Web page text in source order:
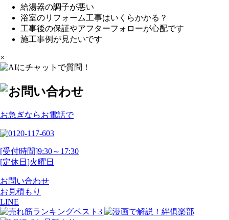
給湯器の調子が悪い
浴室のリフォーム工事はいくらかかる？
工事後の保証やアフターフォローが心配です
施工事例が見たいです
×
お急ぎならお電話で
[受付時間]9:30～17:30
[定休日]火曜日
お問い合わせ
お見積もり
LINE